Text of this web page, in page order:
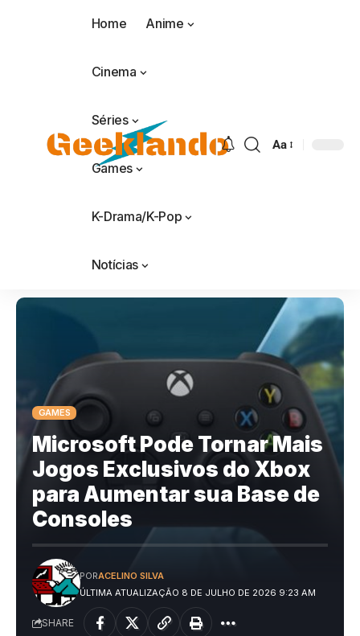
Home Anime
Cinema
Séries
Games
K-Drama/K-Pop
Notícias
Aa
GAMES
Microsoft Pode Tornar Mais
Jogos Exclusivos do Xbox
para Aumentar sua Base de
Consoles
ÚLTIMA ATUALIZAÇÃO 8 DE JULHO DE 2026 9:23 AM
PORACELINO SILVA
SHARE